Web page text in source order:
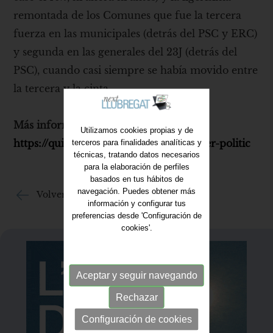
remontada de los Comunes que fue la tercera
fuerza en las municipales (detrás del PSC y ERC)
y segunda en las generales del 23J (detrás del
PSC), cuando casi siempre se había movido entre
la tercera y la cinta.
Más información:
https://quiesquialbaix.com/poders/poder-politic
Volver al listado
Utilizamos cookies propias y de
terceros para finalidades analíticas y
técnicas, tratando datos necesarios
para la elaboración de perfiles
basados en tus hábitos de
navegación. Puedes obtener más
información y configurar tus
preferencias desde 'Configuración de
cookies'.
Aceptar y seguir navegando
Rechazar
Configuración de cookies